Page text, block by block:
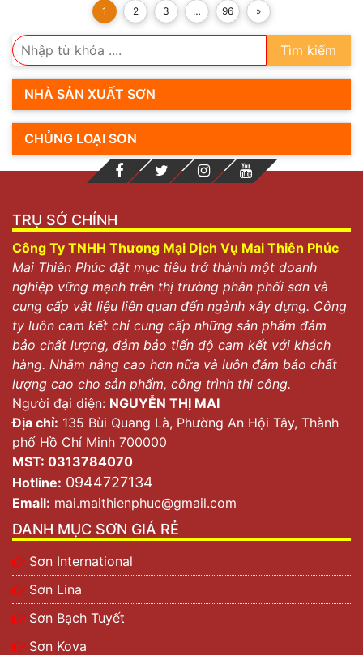
1 2 3 … 96 »
Tìm kiếm
NHÀ SẢN XUẤT SƠN
CHỦNG LOẠI SƠN
TRỤ SỞ CHÍNH
Công Ty TNHH Thương Mại Dịch Vụ Mai Thiên Phúc
Mai Thiên Phúc đặt mục tiêu trở thành một doanh
nghiệp vững mạnh trên thị trường phân phối sơn và
cung cấp vật liệu liên quan đến ngành xây dựng. Công
ty luôn cam kết chỉ cung cấp những sản phẩm đảm
bảo chất lượng, đảm bảo tiến độ cam kết với khách
hàng. Nhằm nâng cao hơn nữa và luôn đảm bảo chất
lượng cao cho sản phẩm, công trình thi công.
Người đại diện: NGUYỄN THỊ MAI
Địa chỉ: 135 Bùi Quang Là, Phường An Hội Tây, Thành
phố Hồ Chí Minh 700000
MST: 0313784070
Hotline: 0944727134
Email: mai.maithienphuc@gmail.com
DANH MỤC SƠN GIÁ RẺ
Sơn International
Sơn Lina
Sơn Bạch Tuyết
Sơn Kova